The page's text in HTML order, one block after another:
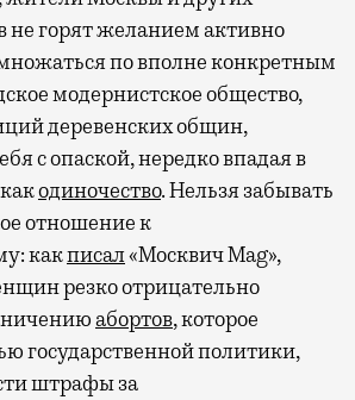
не горят желанием активно
по вполне конкретным
модернистское общество,
деревенских общин,
с опаской, нередко впадая в
одиночество. Нельзя забывать
отношение к
какписал«Москвич Mag»,
резко отрицательно
абортов, которое
государственной политики,
штрафы за